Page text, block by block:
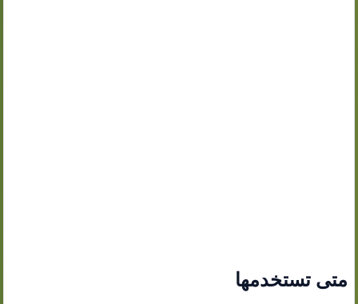
متى تستخدمها